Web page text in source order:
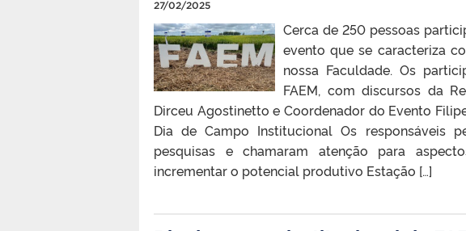
27/02/2025
Cerca de 250 pessoas
evento que se caracteriza
nossa Faculdade. Os
FAEM, com discursos da
Dirceu Agostinetto e Coordenador do Evento
Dia de Campo Institucional Os responsáveis
pesquisas e chamaram atenção para
incrementar o potencial produtivo Estação […]